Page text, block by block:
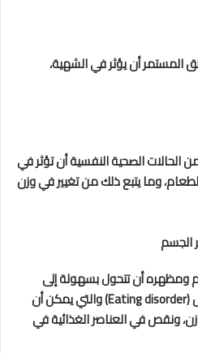
المستمر أن يؤثر في الشهية،
الحالات الصحية النفسية أن تؤثر في
وما يتبع ذلك من تغيير في وزن
الجسم
ومظهره أن تتحول بسهولة إلى
الإصابة بحالة اضطرابات في الأكل (Eating disorder) والتي يمكن أن
ونقص في العناصر الغذائية في